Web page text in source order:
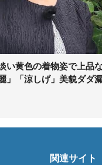
い黄色の着物姿で上品
」「涼しげ」美貌ダダ
関連サイト